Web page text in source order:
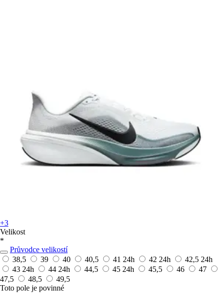
+3
Velikost
*
Průvodce velikostí
38,5
39 40 40,5 41 24h 42 24h 42,5 24h
43 24h 44 24h 44,5 45 24h 45,5 46
47
47,5
48,5
49,5
Toto pole je povinné